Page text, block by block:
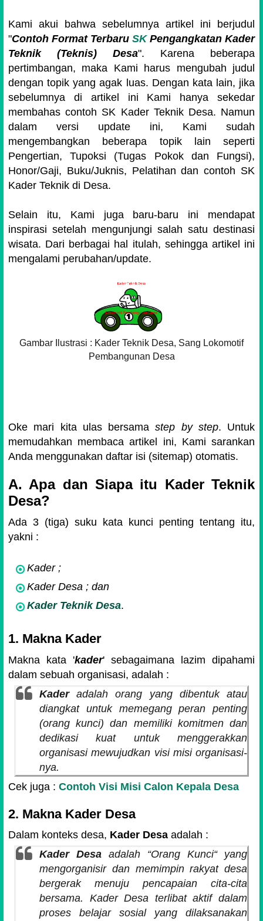
Kami akui bahwa sebelumnya artikel ini berjudul
"Contoh Format Terbaru SKPengangkatan Kader
Teknik (Teknis) Desa". Karena beberapa
pertimbangan, maka Kami harus mengubah judul
dengan topik yang agak luas. Dengan kata lain, jika
sebelumnya di artikel ini Kami hanya sekedar
membahas contoh SK Kader Teknik Desa. Namun
dalam versi update ini, Kami sudah
mengembangkan beberapa topik lain seperti
Pengertian, Tupoksi (Tugas Pokok dan Fungsi),
Honor/Gaji, Buku/Juknis, Pelatihan dan contoh SK
Kader Teknik di Desa.
Selain itu, Kami juga baru-baru ini mendapat
inspirasi setelah mengunjungi salah satu destinasi
wisata. Dari berbagai hal itulah, sehingga artikel ini
mengalami perubahan/update.
Gambar Ilustrasi : Kader Teknik Desa, Sang Lokomotif
Pembangunan Desa
Oke mari kita ulas bersamastep by step. Untuk
memudahkan membaca artikel ini, Kami sarankan
Anda menggunakan daftar isi (sitemap) otomatis.
A. Apa dan Siapa itu Kader Teknik
Desa?
Ada 3 (tiga) suku kata kunci penting tentang itu,
yakni :
Kader ;
Kader Desa ; dan
Kader Teknik Desa.
1. Makna Kader
Makna kata 'kader' sebagaimana lazim dipahami
dalam sebuah organisasi, adalah :
Kaderadalah orang yang dibentuk atau
diangkat untuk memegang peran penting
(orang kunci) dan memiliki komitmen dan
dedikasi kuat untuk menggerakkan
organisasi mewujudkan visi misi organisasi-
nya.
Cek juga : Contoh Visi Misi Calon Kepala Desa
2. Makna Kader Desa
Dalam konteks desa, Kader Desa adalah :
Kader Desa adalah “Orang Kunci“ yang
mengorganisir dan memimpin rakyat desa
bergerak menuju pencapaian cita-cita
bersama. Kader Desa terlibat aktif dalam
proses belajar sosial yang dilaksanakan